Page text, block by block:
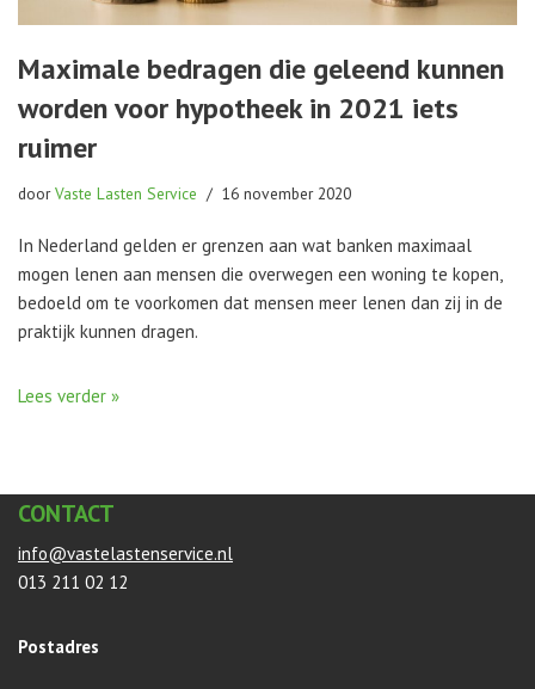
Maximale bedragen die geleend kunnen
worden voor hypotheek in 2021 iets
ruimer
doorVaste Lasten Service 16 november 2020
In Nederland gelden er grenzen aan wat banken maximaal
mogen lenen aan mensen die overwegen een woning te kopen,
bedoeld om te voorkomen dat mensen meer lenen dan zij in de
praktijk kunnen dragen.
Lees verder »
CONTACT
info@vastelastenservice.nl
013 211 02 12
Postadres